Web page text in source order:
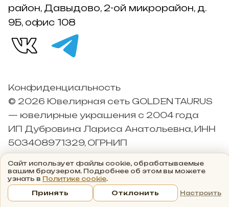
район, Давыдово, 2-ой микрорайон, д.
9Б, офис 108
Конфиденциальность
© 2026 Ювелирная сеть GOLDEN TAURUS
— ювелирные украшения с 2004 года
ИП Дубровина Лариса Анатольевна, ИНН
503408971329, ОГРНИП
304503426000042
Главная Каталог Корзина Избранные Кабинет
Сайт использует файлы cookie, обрабатываемые
вашим браузером. Подробнее об этом вы можете
узнать в Политике cookie.
Принять
Настроить
Отклонить